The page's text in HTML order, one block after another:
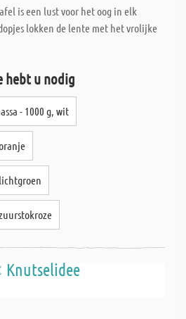
is een lust voor het oog in elk
lokken de lente met het vrolijke
hebt u nodig
- 1000 g, wit
Knutselidee